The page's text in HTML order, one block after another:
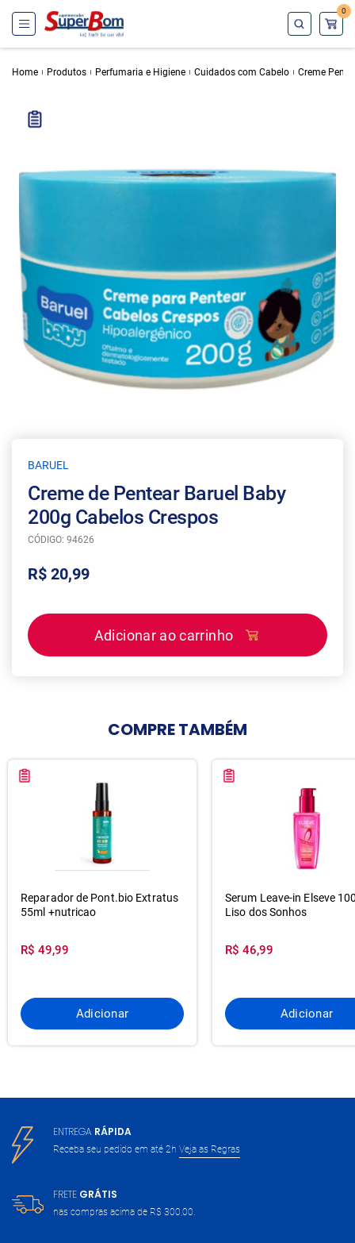
0
Home Produtos Perfumaria e Higiene Cuidados com Cabelo Creme
BARUEL
Creme de Pentear Baruel Baby
200g Cabelos Crespos
CÓDIGO: 94626
R$ 20,99
Adicionar ao carrinho
COMPRETAMBÉM
Reparador de Pont.bio Extratus
55ml +nutricao
R$ 49,99
Adicionar
Serum Leave-in Elseve
Liso dos Sonhos
R$ 46,99
Adicionar
ENTREGA RÁPIDA
Receba seu pedido em até 2h Veja as Regras
FRETE GRÁTIS
nas compras acima de R$ 300,00.